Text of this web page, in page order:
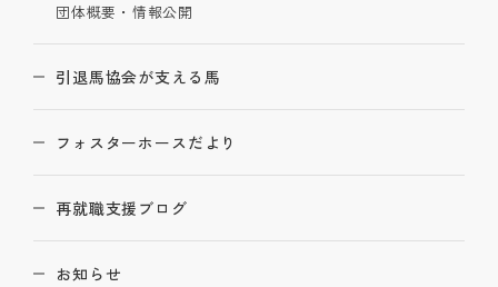
団体概要・情報公開
引退馬協会が支える馬
フォスターホースだより
再就職支援ブログ
お知らせ